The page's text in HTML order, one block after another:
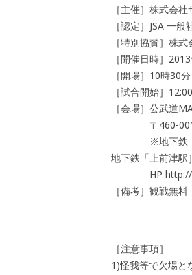
［主催］株式会
［認定］JSA 一
［特別協賛］株
［開催日時］
［開場］10時30
［試合開始］
［会場］公武道
〒460-0011
※地下鉄「矢
地下鉄「上前津
HP http://
［備考］観戦無料
［注意事項］
1)怪我等で欠場と